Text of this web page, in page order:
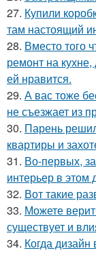
27. Купили
там настоящий
28. Вместо того
ремонт на
ей нравится.
29. А вас тоже
не съезжает из
30. Парень
квартиры и
31. Во-первых,
интерьер в этом
32. Вот такие
33. Можете
существует и
34. Когда дизайн